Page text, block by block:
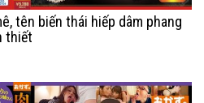
tên biến thái hiếp dâm phang
thiết